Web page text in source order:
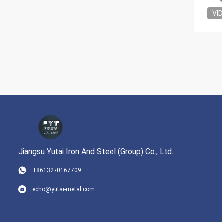
Jiangsu Yutai Iron And Steel (Group) Co., Ltd.
+8613270167709
echo@yutai-metal.com